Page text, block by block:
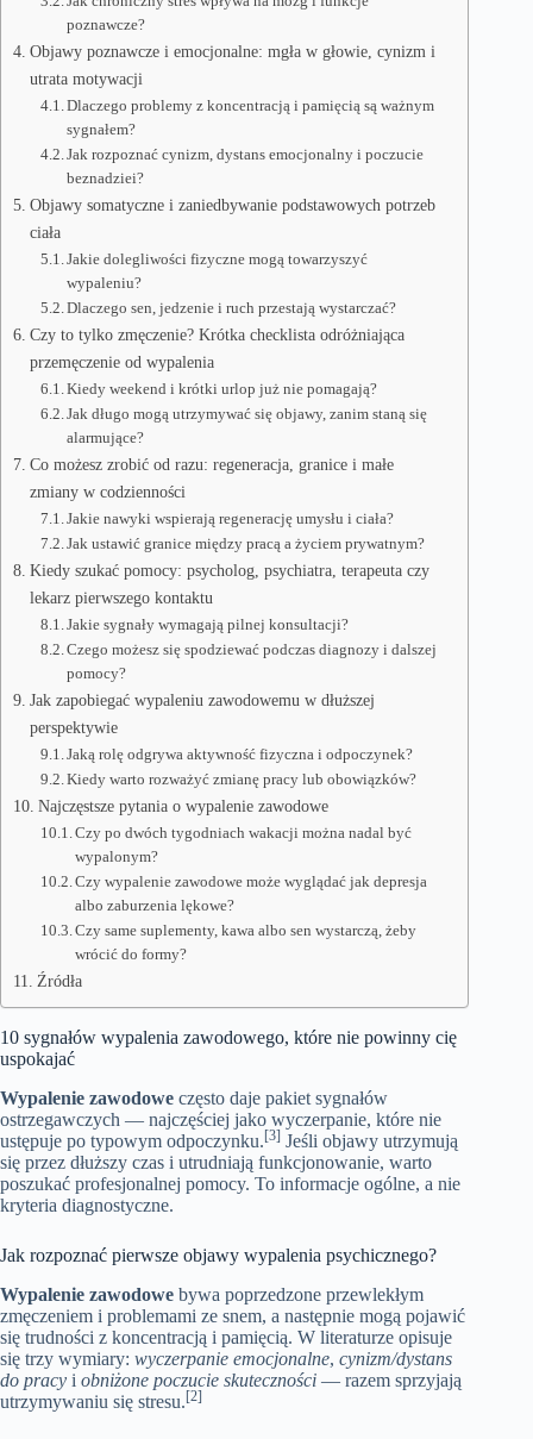
poznawcze?
Objawy poznawcze i emocjonalne: mgła w głowie, cynizm i
utrata motywacji
Dlaczego problemy z koncentracją i pamięcią są ważnym
sygnałem?
Jak rozpoznać cynizm, dystans emocjonalny i poczucie
beznadziei?
Objawy somatyczne i zaniedbywanie podstawowych potrzeb
ciała
Jakie dolegliwości fizyczne mogą towarzyszyć
wypaleniu?
Dlaczego sen, jedzenie i ruch przestają wystarczać?
Czy to tylko zmęczenie? Krótka checklista odróżniająca
przemęczenie od wypalenia
Kiedy weekend i krótki urlop już nie pomagają?
Jak długo mogą utrzymywać się objawy, zanim staną się
alarmujące?
Co możesz zrobić od razu: regeneracja, granice i małe
zmiany w codzienności
Jakie nawyki wspierają regenerację umysłu i ciała?
Jak ustawić granice między pracą a życiem prywatnym?
Kiedy szukać pomocy: psycholog, psychiatra, terapeuta czy
lekarz pierwszego kontaktu
Jakie sygnały wymagają pilnej konsultacji?
Czego możesz się spodziewać podczas diagnozy i dalszej
pomocy?
Jak zapobiegać wypaleniu zawodowemu w dłuższej
perspektywie
Jaką rolę odgrywa aktywność fizyczna i odpoczynek?
Kiedy warto rozważyć zmianę pracy lub obowiązków?
Najczęstsze pytania o wypalenie zawodowe
Czy po dwóch tygodniach wakacji można nadal być
wypalonym?
Czy wypalenie zawodowe może wyglądać jak depresja
albo zaburzenia lękowe?
Czy same suplementy, kawa albo sen wystarczą, żeby
wrócić do formy?
Źródła
10 sygnałów wypalenia zawodowego, które nie powinny cię
uspokajać
Wypalenie zawodowe często daje pakiet sygnałów
ostrzegawczych — najczęściej jako wyczerpanie, które nie
ustępuje po typowym odpoczynku.[3] Jeśli objawy utrzymują
się przez dłuższy czas i utrudniają funkcjonowanie, warto
poszukać profesjonalnej pomocy. To informacje ogólne, a nie
kryteria diagnostyczne.
Jak rozpoznać pierwsze objawy wypalenia psychicznego?
Wypalenie zawodowe bywa poprzedzone przewlekłym
zmęczeniem i problemami ze snem, a następnie mogą pojawić
się trudności z koncentracją i pamięcią. W literaturze opisuje
się trzy wymiary: wyczerpanie emocjonalne, cynizm/dystans
do pracy i obniżone poczucie skuteczności — razem sprzyjają
utrzymywaniu się stresu.[2]